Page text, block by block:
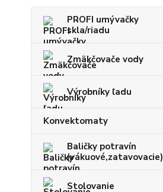
PROFI umývačky
skla/riadu
Zmäkčovače vody
Výrobníky ľadu
Konvektomaty
Baličky potravín
(vákuové,zatavovacie)
Stolovanie